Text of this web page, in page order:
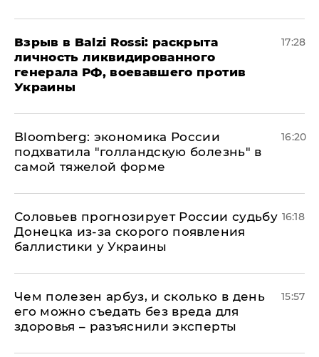
​Взрыв в Balzi Rossi: раскрыта
личность ликвидированного
генерала РФ, воевавшего против
Украины
17:28
Bloomberg: экономика России
подхватила "голландскую болезнь" в
самой тяжелой форме
16:20
Соловьев прогнозирует России судьбу
Донецка из-за скорого появления
баллистики у Украины
16:18
Чем полезен арбуз, и сколько в день
его можно съедать без вреда для
здоровья – разъяснили эксперты
15:57